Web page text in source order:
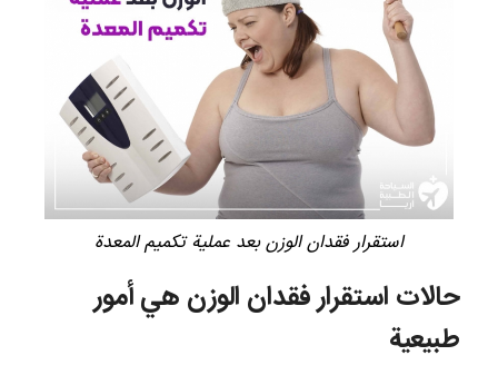
استقرار فقدان الوزن بعد عملية تكميم المعدة
حالات استقرار فقدان الوزن هي أمور
طبيعية